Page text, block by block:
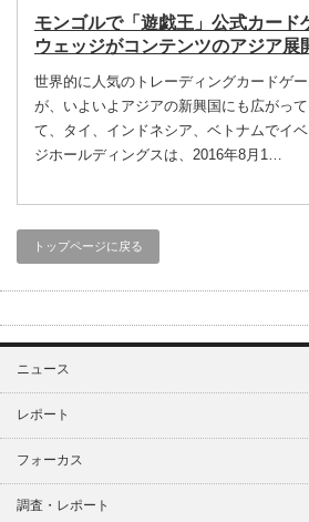
モンゴルで「遊戯王」公式カー
ウェッジがコンテンツのアジア展
世界的に人気のトレーディングカードゲ
が、いよいよアジアの新興国にも広がっ
て、タイ、インドネシア、ベトナムでイ
ジホールディングスは、2016年8月1…
トップページに戻る
ニュース
レポート
フォーカス
調査・レポート